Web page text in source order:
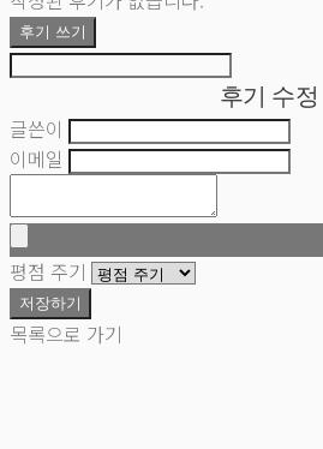
후기 쓰기
후기 수정
글쓴이
이메일
평점 주기
저장하기
목록으로 가기